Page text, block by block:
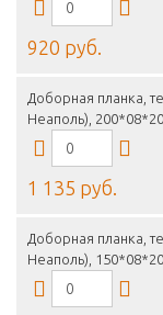
920 руб.
Доборная планка,
Неаполь),
1 135 руб.
Доборная планка,
Неаполь),